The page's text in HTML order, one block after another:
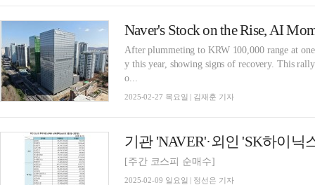
Naver's Stock on the Rise, AI
After plummeting to KRW 100,000 range at
y this year, showing signs of recovery. This
o...
2025-02-27 목요일 | 김재훈 기자
[주간 코스피 순매수]
2025-02-09 일요일 | 정선은 기자